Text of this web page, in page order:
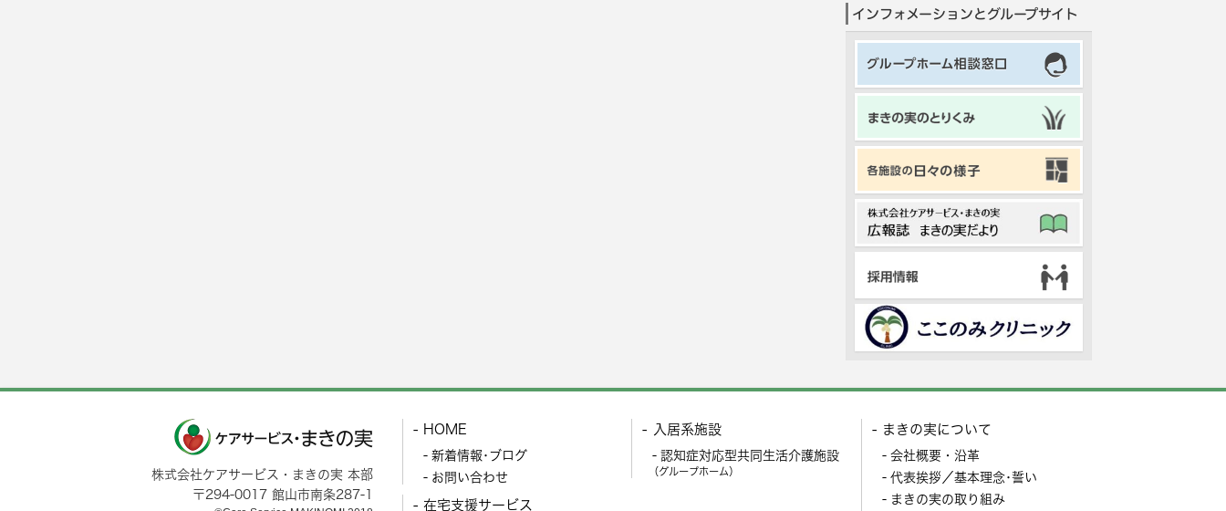
内
検
索
インフォメーションとグループサイト
HOME
新着情報･ブログ
お問い合わせ
在宅支援サービス
入居系施設
認知症対応型共同生活介護施設
（グループホーム）
まきの実について
会社概要・沿革
代表挨拶／基本理念･誓い
まきの実の取り組み
株式会社ケアサービス・まきの実 本部
〒294-0017 館山市南条287-1